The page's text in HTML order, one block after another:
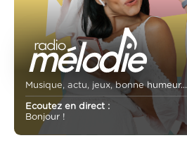
Musique, actu, jeux, bonne humeur...
Ecoutez en direct :
Bonjour !